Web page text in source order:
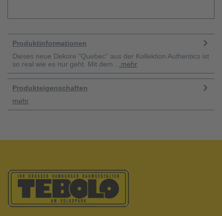
Produktinformationen
Dieses neue Dekore "Quebec" aus der Kollektion Authentics ist
so real wie es nur geht. Mit dem...
mehr
Produkteigenschaften
mehr